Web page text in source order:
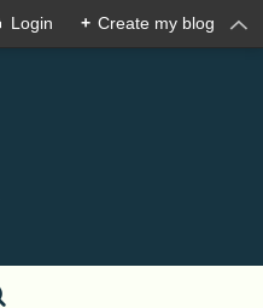
Login + Create my blog